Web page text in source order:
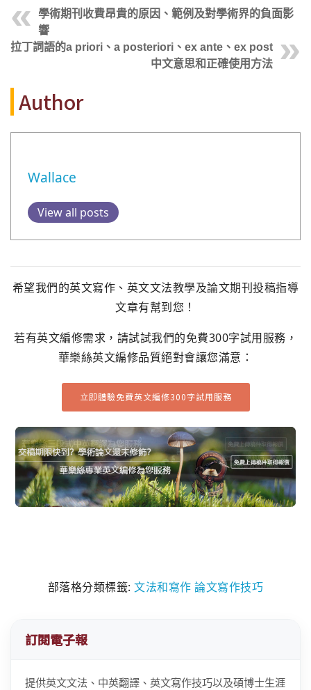
學術期刊收費昂貴的原因、範例及對學術界的負面影
響
拉丁詞語的a priori、a posteriori、ex ante、ex post
中文意思和正確使用方法
Author
Wallace
View all posts
希望我們的英文寫作、英文文法教學及論文期刊投稿指導
文章有幫到您！
若有英文編修需求，請試試我們的免費300字試用服務，
華樂絲英文編修品質絕對會讓您滿意：
立即體驗免費英文編修300字試用服務
部落格分類標籤:文法和寫作 論文寫作技巧
訂閱電子報
提供英文文法、中英翻譯、英文寫作技巧以及碩博士生涯